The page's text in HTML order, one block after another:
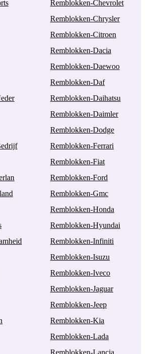
Remblokken-Chevrolet
Remblokken-Chrysler
Remblokken-Citroen
Remblokken-Dacia
Remblokken-Daewoo
Remblokken-Daf
Remblokken-Daihatsu
Remblokken-Daimler
Remblokken-Dodge
Remblokken-Ferrari
Remblokken-Fiat
Remblokken-Ford
Remblokken-Gmc
Remblokken-Honda
Remblokken-Hyundai
Remblokken-Infiniti
Remblokken-Isuzu
Remblokken-Iveco
Remblokken-Jaguar
Remblokken-Jeep
Remblokken-Kia
Remblokken-Lada
Remblokken-Lancia